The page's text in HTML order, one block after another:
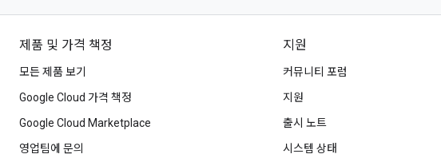
제품 및 가격 책정
모든 제품 보기
Google Cloud 가격 책정
Google Cloud Marketplace
영업팀에 문의
지원
커뮤니티 포럼
지원
출시 노트
시스템 상태